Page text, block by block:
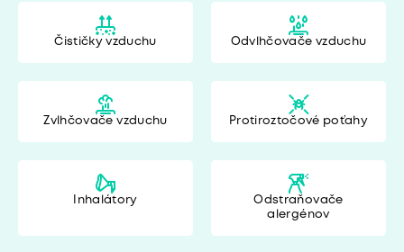
Čističky vzduchu Odvlhčovače vzduchu
Zvlhčovače vzduchu Protiroztočové poťahy
Inhalátory
Odstraňovače
alergénov